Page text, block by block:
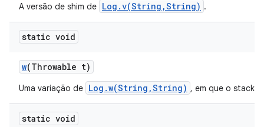
A versão de shim de Log.v(String,String) .
static void
w(Throwable t)
Uma variação de Log.w(String,String) , em que o stack
static void